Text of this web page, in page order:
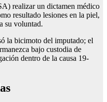
realizar un dictamen médico
resultado lesiones en la piel,
su voluntad.
la bicimoto del imputado; el
bajo custodia de
dentro de la causa 19-